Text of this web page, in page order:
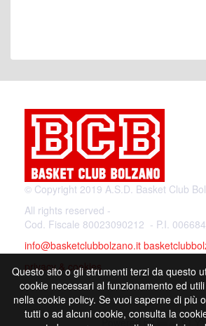
© Copyright 2019 A.S.D. Basket Club
All rights reserved -
Cod. Fiscale 80023090212 - P.I.
info@basketclubbolzano.it
privacy & cookies
Powered by
Questo sito o gli strumenti terzi da questo
cookie necessari al funzionamento ed
nella cookie policy. Se vuoi saperne di più
tutti o ad alcuni cookie, consulta la